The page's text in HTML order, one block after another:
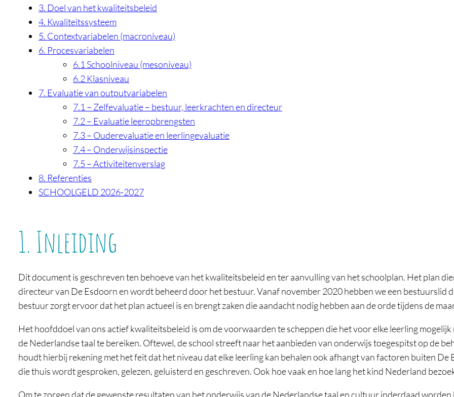
3. Doel van het kwaliteitsbeleid
4. Kwaliteitssysteem
5. Contextvariabelen (macroniveau)
6. Procesvariabelen
6.1 Schoolniveau (mesoniveau)
6.2 Klasniveau
7. Evaluatie van outputvariabelen
7.1 – Zelfevaluatie – bestuur, leerkrachten en directeur
7.2 – Evaluatie leeropbrengsten
7.3 – Ouderevaluatie en leerlingevaluatie
7.4 – Onderwijsinspectie
7.5 – Activiteitenverslag
8. Referenties
SCHOOLGELD 2026-2027
1. Inleiding
Dit document is geschreven ten behoeve van het kwaliteitsbeleid en ter aanvulling van het schoolplan. Het plan
directeur van De Esdoorn en wordt beheerd door het bestuur. Vanaf november 2020 hebben we een bestuurslid
bestuur zorgt ervoor dat het plan actueel is en brengt zaken die aandacht nodig hebben aan de orde tijdens de
Het hoofddoel van ons actief kwaliteitsbeleid is om de voorwaarden te scheppen die het voor elke leerling
de Nederlandse taal te bereiken. Oftewel, de school streeft naar het aanbieden van onderwijs toegespitst op de
houdt hierbij rekening met het feit dat het niveau dat elke leerling kan behalen ook afhangt van factoren buiten
die thuis wordt gesproken, gelezen, geluisterd en geschreven. Ook hoe vaak en hoe lang het kind Nederland
Om te zorgen dat de gewenste resultaten van het onderwijs van de Nederlandse taal en cultuur inderdaad worden